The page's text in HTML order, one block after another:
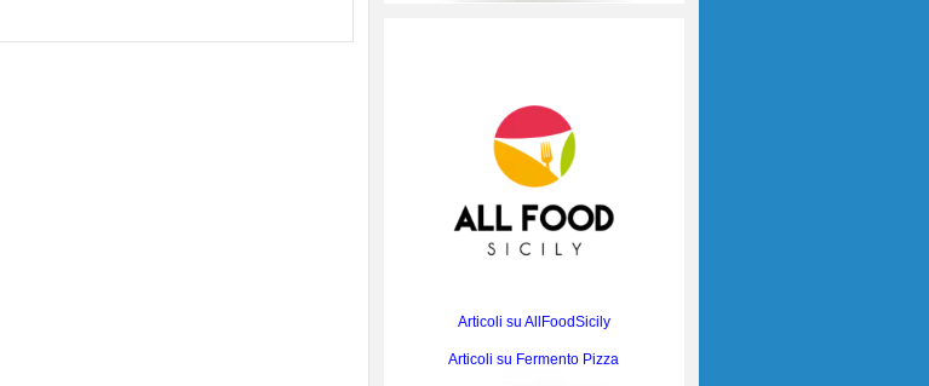
Articoli su AllFoodSicily
Articoli su Fermento Pizza